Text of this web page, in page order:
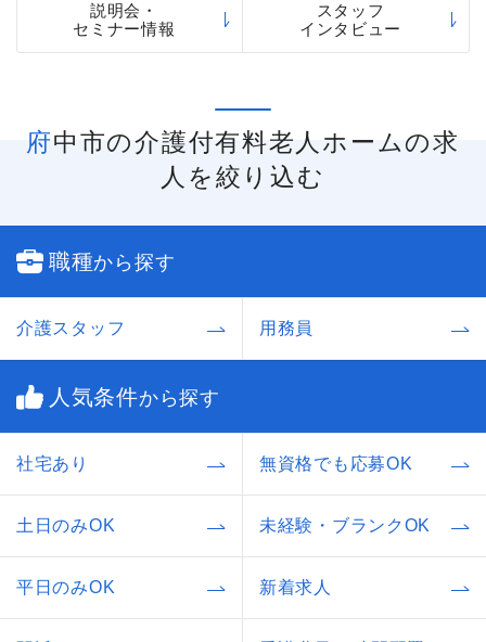
説明会・
セミナー情報
スタッフ
インタビュー
府中市の介護付有料老人ホームの求
人を絞り込む
職種から探す
介護スタッフ 用務員
人気条件から探す
社宅あり 無資格でも応募OK
土日のみOK 未経験・ブランクOK
平日のみOK 新着求人